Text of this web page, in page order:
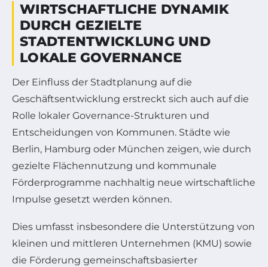
WIRTSCHAFTLICHE DYNAMIK
DURCH GEZIELTE
STADTENTWICKLUNG UND
LOKALE GOVERNANCE
Der Einfluss der Stadtplanung auf die
Geschäftsentwicklung erstreckt sich auch auf die
Rolle lokaler Governance-Strukturen und
Entscheidungen von Kommunen. Städte wie
Berlin, Hamburg oder München zeigen, wie durch
gezielte Flächennutzung und kommunale
Förderprogramme nachhaltig neue wirtschaftliche
Impulse gesetzt werden können.
Dies umfasst insbesondere die Unterstützung von
kleinen und mittleren Unternehmen (KMU) sowie
die Förderung gemeinschaftsbasierter